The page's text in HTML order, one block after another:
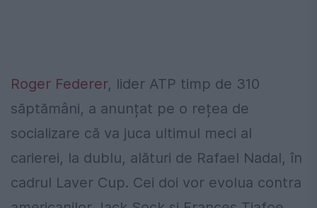
Roger Federer, lider ATP timp de 310
săptămâni, a anunțat pe o rețea de
socializare că va juca ultimul meci al
carierei, la dublu, alături de Rafael Nadal, în
cadrul Laver Cup. Cei doi vor evolua contra